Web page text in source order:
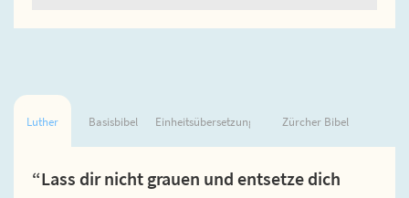
Luther Basisbibel Einheitsübersetzung Zürcher Bibel
“Lass dir nicht grauen und entsetze dich